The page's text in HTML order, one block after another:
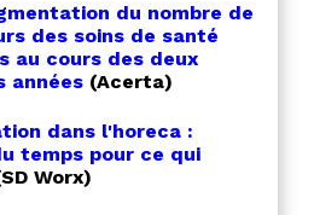
du nombre de
des soins de santé
au cours des deux
années (Acerta)
dans l'horeca :
temps pour ce qui
Worx)